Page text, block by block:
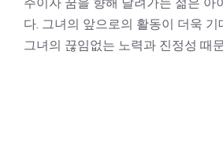
다. 그녀의 앞으로의 활동이 더욱
그녀의 끊임없는 노력과 진정성 때